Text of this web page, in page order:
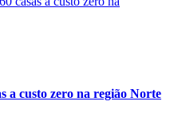
a custo zero na região Norte